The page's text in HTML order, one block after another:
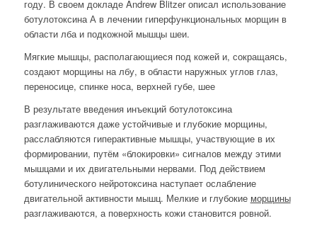
году. В своем докладе Andrew Blitzer описал использование
ботулотоксина А в лечении гиперфункциональных морщин в
области лба и подкожной мышцы шеи.
Мягкие мышцы, располагающиеся под кожей и, сокращаясь,
создают морщины на лбу, в области наружных углов глаз,
переносице, спинке носа, верхней губе, шее
В результате введения инъекций ботулотоксина
разглаживаются даже устойчивые и глубокие морщины,
расслабляются гиперактивные мышцы, участвующие в их
формировании, путём «блокировки» сигналов между этими
мышцами и их двигательными нервами. Под действием
ботулинического нейротоксина наступает ослабление
двигательной активности мышц. Мелкие и глубокие морщины
разглаживаются, а поверхность кожи становится ровной.